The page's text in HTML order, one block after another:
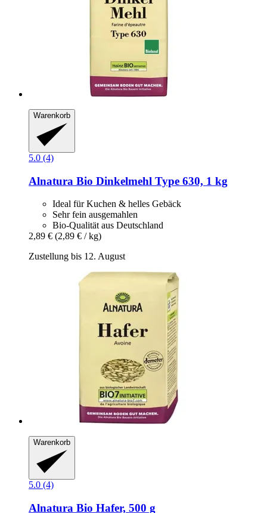
Warenkorb
5.0 (4)
Alnatura Bio Dinkelmehl Type 630, 1 kg
Ideal für Kuchen & helles Gebäck
Sehr fein ausgemahlen
Bio-Qualität aus Deutschland
2,89 € (2,89 € / kg)
Zustellung bis 12. August
Warenkorb
5.0 (4)
Alnatura Bio Hafer, 500 g